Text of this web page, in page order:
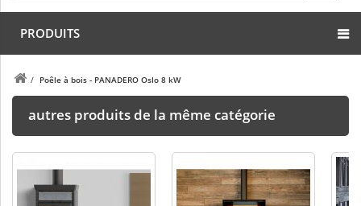
PRODUITS
/ Poêle à bois - PANADERO Oslo 8 kW
autres produits de la même catégorie